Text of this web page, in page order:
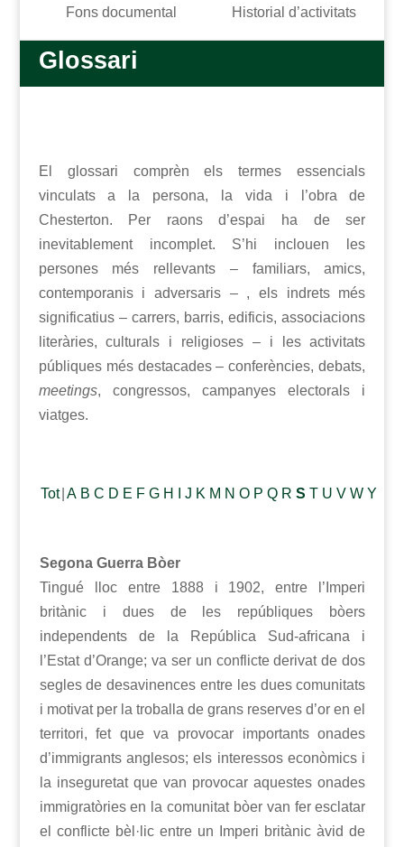
Fons documental
Historial d’activitats
Glossari
El glossari comprèn els termes essencials
vinculats a la persona, la vida i l’obra de
Chesterton. Per raons d’espai ha de ser
inevitablement incomplet. S’hi inclouen les
persones més rellevants – familiars, amics,
contemporanis i adversaris – , els indrets més
significatius – carrers, barris, edificis, associacions
literàries, culturals i religioses – i les activitats
públiques més destacades – conferències, debats,
meetings, congressos, campanyes electorals i
viatges.
Tot A B C D E F G H J K M N O P Q R S T U V W Y
Segona Guerra Bòer
Tingué lloc entre 1888 i 1902, entre l’Imperi
britànic i dues de les repúbliques bòers
independents de la República Sud-africana i
l’Estat d’Orange; va ser un conflicte derivat de dos
segles de desavinences entre les dues comunitats
i motivat per la troballa de grans reserves d’or en el
territori, fet que va provocar importants onades
d’immigrants anglesos; els interessos econòmics i
la inseguretat que van provocar aquestes onades
immigratòries en la comunitat bòer van fer esclatar
el conflicte bèl·lic entre un Imperi britànic àvid de